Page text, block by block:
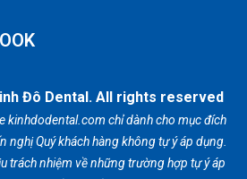
Đô Dental. All rights reserved
kinhdodental.com chỉ dành cho mục đích
nghị Quý khách hàng không tự ý áp dụng.
trách nhiệm về những trường hợp tự ý áp